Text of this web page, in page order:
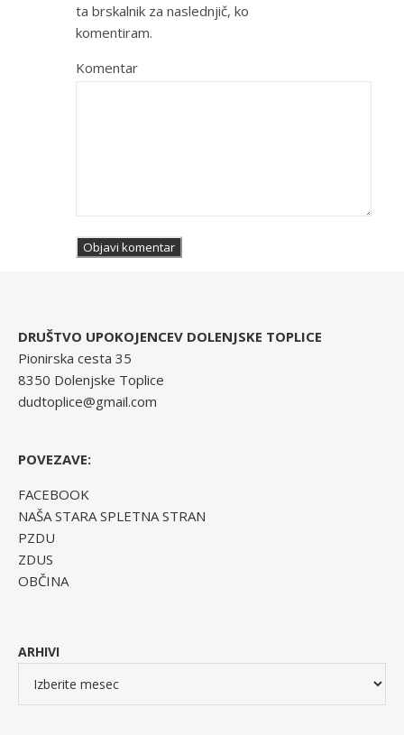
ta brskalnik za naslednjič, ko
komentiram.
Komentar
DRUŠTVO UPOKOJENCEV DOLENJSKE TOPLICE
Pionirska cesta 35
8350 Dolenjske Toplice
dudtoplice@gmail.com
POVEZAVE:
FACEBOOK
NAŠA STARA SPLETNA STRAN
PZDU
ZDUS
OBČINA
ARHIVI